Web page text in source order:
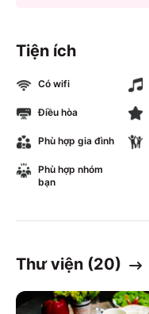
Tiện ích
Có wifi
Điều hòa
Phù hợp gia đình
Phù hợp nhóm
bạn
Thư viện (20)